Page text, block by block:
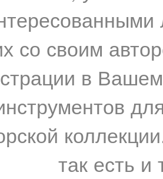
со своим
в
так есть и